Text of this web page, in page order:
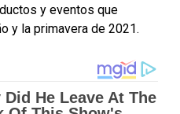
y eventos que
y la primavera de 2021.